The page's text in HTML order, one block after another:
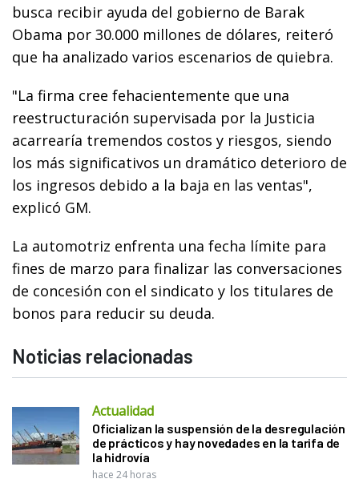
busca recibir ayuda del gobierno de Barak
Obama por 30.000 millones de dólares, reiteró
que ha analizado varios escenarios de quiebra.
"La firma cree fehacientemente que una
reestructuración supervisada por la Justicia
acarrearía tremendos costos y riesgos, siendo
los más significativos un dramático deterioro de
los ingresos debido a la baja en las ventas",
explicó GM.
La automotriz enfrenta una fecha límite para
fines de marzo para finalizar las conversaciones
de concesión con el sindicato y los titulares de
bonos para reducir su deuda.
Noticias relacionadas
Actualidad
Oficializan la suspensión de la desregulación
de prácticos y hay novedades en la tarifa de
la hidrovía
hace 24 horas